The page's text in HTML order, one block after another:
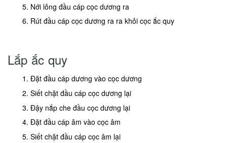
Nới lỏng đầu cáp cọc dương ra
Rút đầu cáp cọc dương ra ra khỏi cọc ắc quy
Lắp ắc quy
Đặt đầu cáp dương vào cọc dương
Siết chặt đầu cáp cọc dương lại
Đậy nắp che đầu cọc dương lại
Đặt đầu cáp âm vào cọc âm
Siết chặt đầu cáp cọc âm lại